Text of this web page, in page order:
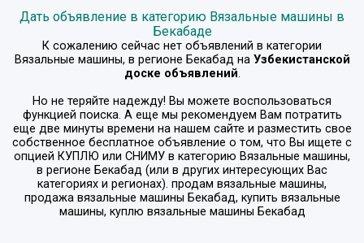
Дать объявление в категорию Вязальные машины в
Бекабаде
К сожалению сейчас нет объявлений в категории
Вязальные машины, в регионе Бекабад на Узбекистанской
доске объявлений.
Но не теряйте надежду! Вы можете воспользоваться
функцией поиска. А еще мы рекомендуем Вам потратить
еще две минуты времени на нашем сайте и разместить свое
собственное бесплатное объявление о том, что Вы ищете с
опцией КУПЛЮ или СНИМУ в категорию Вязальные машины,
в регионе Бекабад (или в других интересующих Вас
категориях и регионах). продам вязальные машины,
продажа вязальные машины Бекабад, купить вязальные
машины, куплю вязальные машины Бекабад